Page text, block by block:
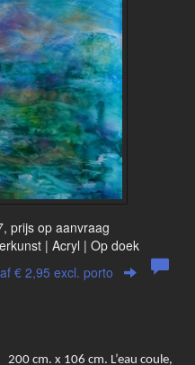
prijs op aanvraag
| Acryl | Op doek
€ 2,95 excl. porto
cm. x 106 cm. L’eau coule,